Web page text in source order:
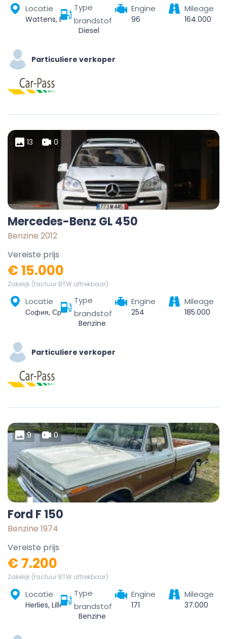
Locatie
Wattens, Bezirk Innsbruck-Land, Tyrol, 6112, Austria
Type
brandstof
Diesel
Engine
96
Mileage
164.000
Particuliere verkoper
13 0
Mercedes-Benz GL 450
Benzine 2012
Vereiste prijs
€ 15.000
Zakelijk (factuur BTW aftrekbaar)
Locatie
София, Средец, Столична, София-град, България
Type
brandstof
Benzine
Engine
254
Mileage
185.000
Particuliere verkoper
9 0
Ford F 150
Benzine 1974
Vereiste prijs
€ 7.200
Zakelijk (factuur BTW aftrekbaar)
Locatie
Herlies, Lille, Nord, Hauts-de-France, Metropolitan France, 59134, France
Type
brandstof
Benzine
Engine
171
Mileage
37.000